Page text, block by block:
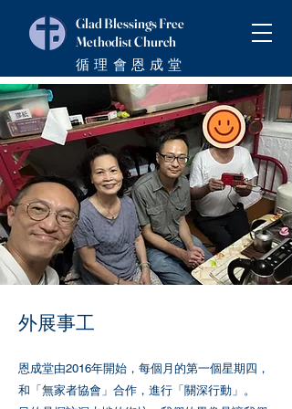
Glad Blessings Free
Methodist Church
循理會恩成堂
外展事工
恩成堂由2016年開始，每個月的第一個星期四，
和「無家者協會」合作，進行「關深行動」。